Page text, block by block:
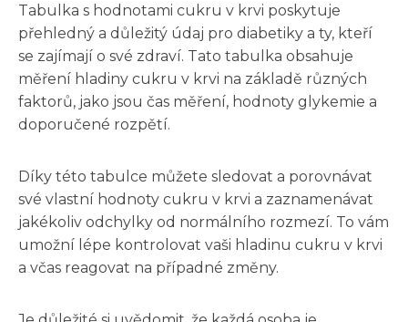
Tabulka s hodnotami cukru v krvi poskytuje
přehledný a důležitý údaj pro diabetiky a ty, kteří
se zajímají o své zdraví. Tato tabulka obsahuje
měření hladiny cukru v krvi na základě různých
faktorů, jako jsou čas měření, hodnoty glykemie a
doporučené rozpětí.
Díky této tabulce můžete sledovat a porovnávat
své vlastní hodnoty cukru v krvi a zaznamenávat
jakékoliv odchylky od normálního rozmezí. To vám
umožní lépe kontrolovat vaši hladinu cukru v krvi
a včas reagovat na případné změny.